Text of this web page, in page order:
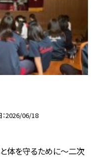
2026/06/18
と体を守るために〜二次